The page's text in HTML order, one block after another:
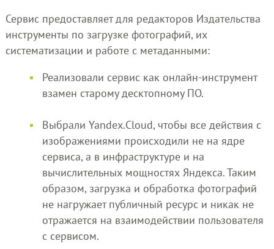
Сервис предоставляет для редакторов Издательства
инструменты по загрузке фотографий, их
систематизации и работе с метаданными:
Реализовали сервис как онлайн-инструмент
взамен старому десктопному ПО.
Выбрали Yandex.Cloud, чтобы все действия с
изображениями происходили не на ядре
сервиса, а в инфраструктуре и на
вычислительных мощностях Яндекса. Таким
образом, загрузка и обработка фотографий
не нагружает публичный ресурс и никак не
отражается на взаимодействии пользователя
с сервисом.